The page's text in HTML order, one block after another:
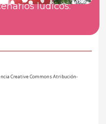
lúdicos:
Creative Commons Atribución-